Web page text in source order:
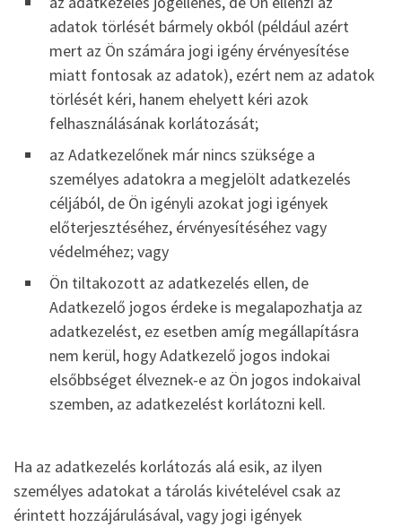
adatok törlését bármely okból (például azért
mert az Ön számára jogi igény érvényesítése
miatt fontosak az adatok), ezért nem az adatok
törlését kéri, hanem ehelyett kéri azok
felhasználásának korlátozását;
az Adatkezelőnek már nincs szüksége a
személyes adatokra a megjelölt adatkezelés
céljából, de Ön igényli azokat jogi igények
előterjesztéséhez, érvényesítéséhez vagy
védelméhez; vagy
Ön tiltakozott az adatkezelés ellen, de
Adatkezelő jogos érdeke is megalapozhatja az
adatkezelést, ez esetben amíg megállapításra
nem kerül, hogy Adatkezelő jogos indokai
elsőbbséget élveznek-e az Ön jogos indokaival
szemben, az adatkezelést korlátozni kell.
Ha az adatkezelés korlátozás alá esik, az ilyen
személyes adatokat a tárolás kivételével csak az
érintett hozzájárulásával, vagy jogi igények